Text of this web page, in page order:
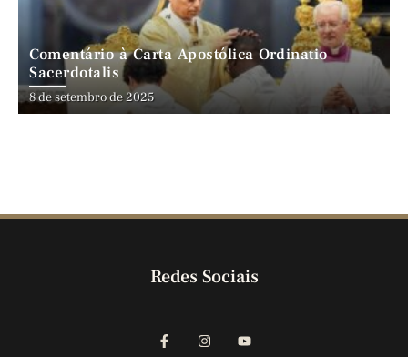
Comentário à Carta Apostólica Ordinatio
Sacerdotalis
8 de setembro de 2025
Redes Sociais